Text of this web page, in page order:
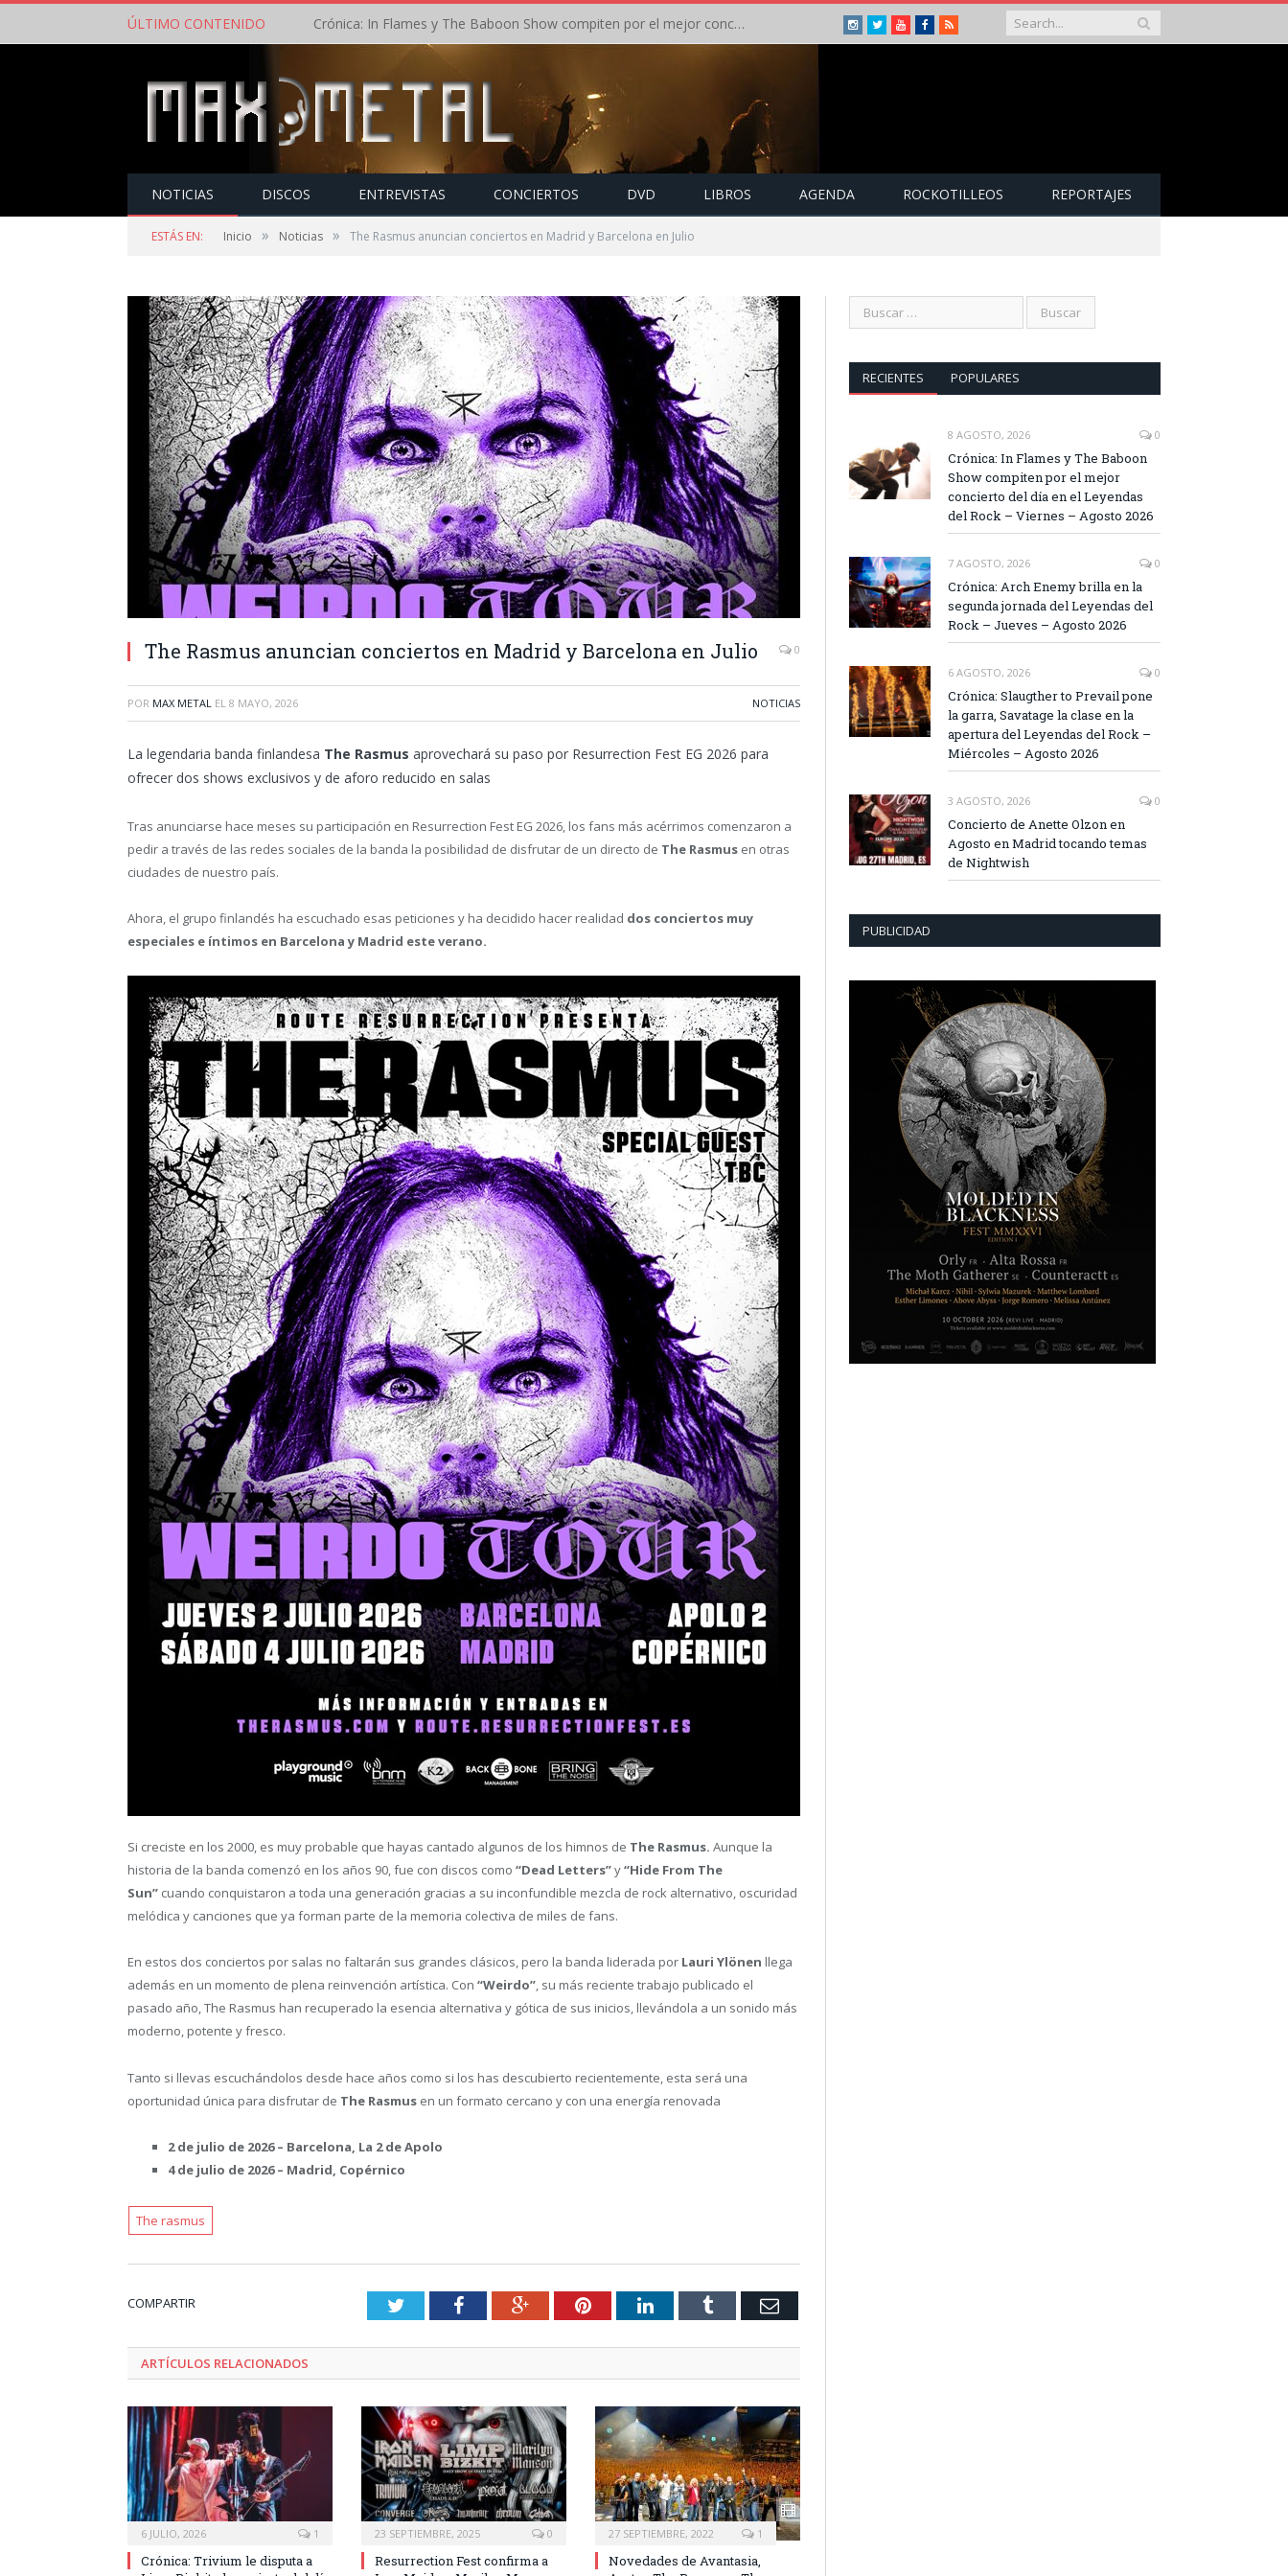
ÚLTIMO CONTENIDO Crónica: In Flames y The Baboon Show compiten por el mejor concierto del día en el Leyendas del Rock – Viernes – Agosto 2026 Instagram
TwitterYoutubeFacebook
RSS
NOTICIAS DISCOS ENTREVISTAS CONCIERTOS DVD LIBROS AGENDA ROCKOTILLEOS REPORTAJES
ESTÁS EN: Inicio » Noticias » The Rasmus anuncian conciertos en Madrid y Barcelona en Julio
The Rasmus anuncian conciertos en Madrid y Barcelona en Julio 0
POR MAX METAL EL 8 MAYO, 2026 NOTICIAS
La legendaria banda finlandesa The Rasmus aprovechará su paso por Resurrection Fest EG 2026 para
ofrecer dos shows exclusivos y de aforo reducido en salas
Tras anunciarse hace meses su participación en Resurrection Fest EG 2026, los fans más acérrimos comenzaron a
pedir a través de las redes sociales de la banda la posibilidad de disfrutar de un directo de The Rasmus en otras
ciudades de nuestro país.
Ahora, el grupo finlandés ha escuchado esas peticiones y ha decidido hacer realidad dos conciertos muy
especiales e íntimos en Barcelona y Madrid este verano.
Si creciste en los 2000, es muy probable que hayas cantado algunos de los himnos de The Rasmus. Aunque la
historia de la banda comenzó en los años 90, fue con discos como “Dead Letters”y“Hide From The
Sun” cuando conquistaron a toda una generación gracias a su inconfundible mezcla de rock alternativo, oscuridad
melódica y canciones que ya forman parte de la memoria colectiva de miles de fans.
En estos dos conciertos por salas no faltarán sus grandes clásicos, pero la banda liderada por Lauri Ylönen llega
además en un momento de plena reinvención artística. Con “Weirdo”, su más reciente trabajo publicado el
pasado año, The Rasmus han recuperado la esencia alternativa y gótica de sus inicios, llevándola a un sonido más
moderno, potente y fresco.
Tanto si llevas escuchándolos desde hace años como si los has descubierto recientemente, esta será una
oportunidad única para disfrutar de The Rasmus en un formato cercano y con una energía renovada
2 de julio de 2026 – Barcelona, La 2 de Apolo
4 de julio de 2026 – Madrid, Copérnico
The rasmus
COMPARTIR TwitterFacebookGoogle+PinterestLinkedInTumblr Email
ARTÍCULOS RELACIONADOS
6 JULIO, 2026 1
Crónica: Trivium le disputa a
23 SEPTIEMBRE, 2025 0
Resurrection Fest confirma a
27 SEPTIEMBRE, 2022 1
Novedades de Avantasia,
RECIENTES POPULARES
8 AGOSTO, 2026 0
Crónica: In Flames y The Baboon
Show compiten por el mejor
concierto del día en el Leyendas
del Rock – Viernes – Agosto 2026
7 AGOSTO, 2026 0
Crónica: Arch Enemy brilla en la
segunda jornada del Leyendas del
Rock – Jueves – Agosto 2026
6 AGOSTO, 2026 0
Crónica: Slaugther to Prevail pone
la garra, Savatage la clase en la
apertura del Leyendas del Rock –
Miércoles – Agosto 2026
3 AGOSTO, 2026 0
Concierto de Anette Olzon en
Agosto en Madrid tocando temas
de Nightwish
PUBLICIDAD